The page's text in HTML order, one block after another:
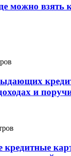
можно взять
и
кредитные